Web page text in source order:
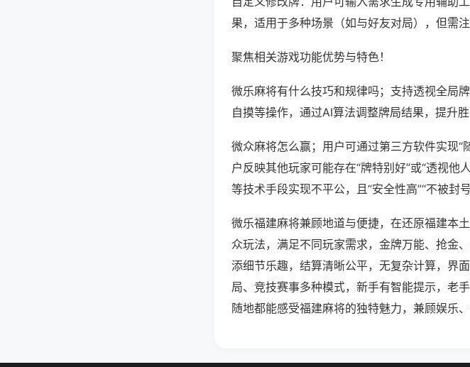
果，适用于多种场景（如与好友对局），但需
聚焦相关游戏功能优势与特色！
微乐麻将有什么技巧和规律吗；支持透视全局
自摸等操作，通过AI算法调整牌局结果，提升胜
微众麻将怎么赢；用户可通过第三方软件实现“
户反映其他玩家可能存在“牌特别好”或“透视
等技术手段实现不平公，且“安全性高”“不被封号
微乐福建麻将兼顾地道与便捷，在还原福建本
众玩法，满足不同玩家需求，金牌万能、抢金
添细节乐趣，结算清晰公平，无复杂计算，界
局、竞技赛事多种模式，新手有智能提示，老
随地都能感受福建麻将的独特魅力，兼顾娱乐、